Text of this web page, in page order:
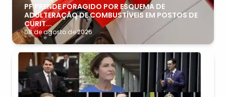
PF PRENDE FORAGIDO POR ESQUEMA DE
ADULTERAÇÃO DE COMBUSTÍVEIS EM POSTOS DE
CURIT...
08 de agosto de 2026